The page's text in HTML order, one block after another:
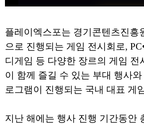
플레이엑스포는 경기콘텐츠진흥
으로 진행되는 게임 전시회로,
디게임 등 다양한 장르의 게임 전
이 함께 즐길 수 있는 부대 행사
로그램이 진행되는 국내 대표 게
지난 해에는 행사 진행 기간동안